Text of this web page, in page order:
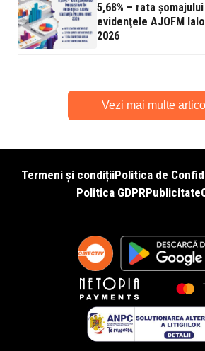
5,68% – rata
evidenţele AJOFM
2026
Vezi mai multe
Termeni și condițiiPolitica de
Politica GDPRPublicitate